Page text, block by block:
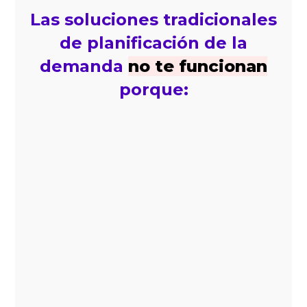
Las soluciones tradicionales
de planificación de la
demanda no te funcionan
porque: